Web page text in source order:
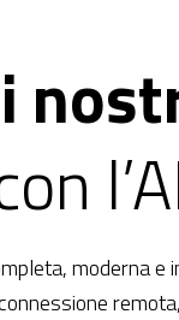
i
moderna e